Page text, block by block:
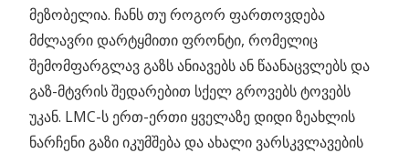
მეზობელია. ჩანს თუ როგორ ფართოვდება
მძლავრი დარტყმითი ფრონტი, რომელიც
შემომფარგლავ გაზს ანიავებს ან წაანაცვლებს და
გაზ-მტვრის შედარებით სქელ გროვებს ტოვებს
უკან. LMC-ს ერთ-ერთი ყველაზე დიდი ზეახლის
ნარჩენი გაზი იკუმშება და ახალი ვარსკვლავების